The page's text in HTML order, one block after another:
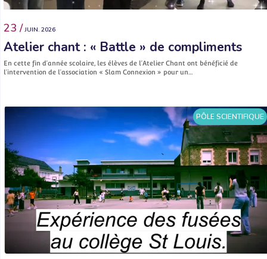
23 / JUIN. 2026
Atelier chant : « Battle » de compliments
En cette fin d’année scolaire, les élèves de l’Atelier Chant ont bénéficié de
l’intervention de l’association « Slam Connexion » pour un…
PÔLE SCIENTIFIQUE